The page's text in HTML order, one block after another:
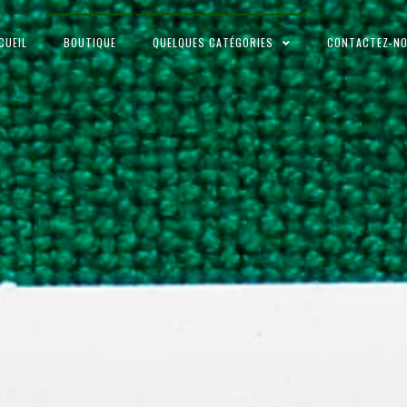
BOUTIQUE QUELQUES CATÉGORIES CONTACTEZ-